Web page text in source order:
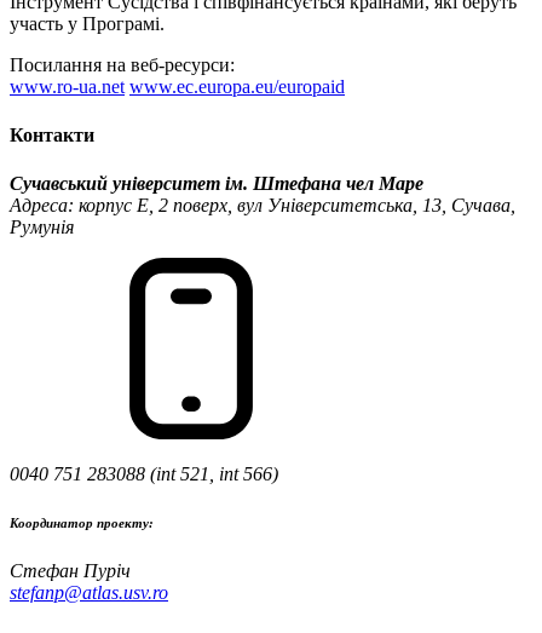
участь у Програмі.
Посилання на веб-ресурси:
www.ro-ua.net www.ec.europa.eu/europaid
Контакти
Сучавський університет ім. Штефана чел Маре
Адреса: корпус Е, 2 поверх, вул Університетська, 13, Сучава,
Румунія
0040 751 283088 (int 521, int 566)
Координатор проекту:
Стефан Пуріч
stefanp@atlas.usv.ro